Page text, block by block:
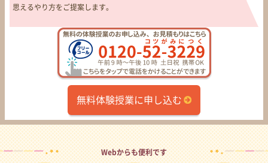
思えるやり方をご提案します。
無料体験授業に申し込む
Webからも便利です